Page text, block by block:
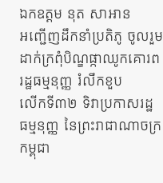
នាំទិស​
ប្រកាស
ឯកឧត្តម នុត សាអាន
អញ្ជើញដឹកនាំប្រតិភូ ចូលរួម
ដាក់ក្រពុំបិណ្ឌផ្កាឈូកគោរព
រដ្ឋធម្មនុញ្ញ រំលឹកខួប
លើកទី៣២ ទិវាប្រកាសរដ្ឋ
ធម្មនុញ្ញ នៃព្រះរាជាណាចក្រ
កម្ពុជា